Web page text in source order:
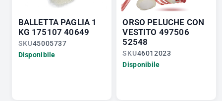
BALLETTA PAGLIA 1
KG 175107 40649
SKU45005737
Disponibile
ORSO PELUCHE CON
VESTITO 497506
52548
SKU46012023
Disponibile